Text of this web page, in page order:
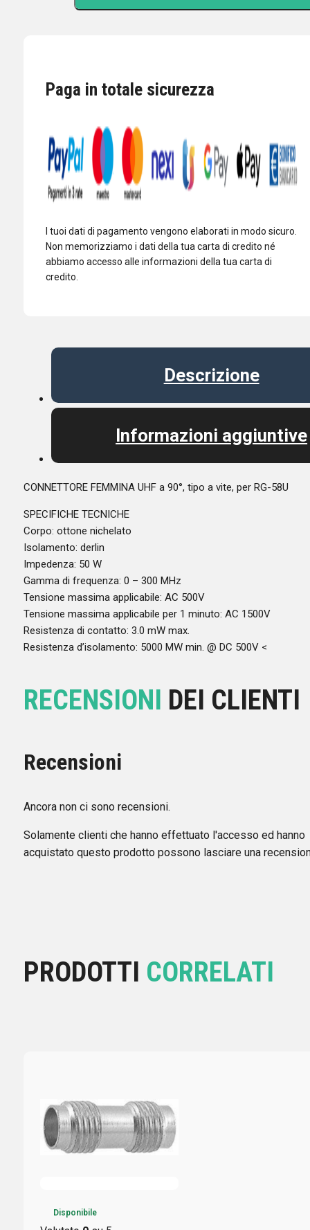
SO239
RG58/RF195
quantità
Paga in totale sicurezza
I tuoi dati di pagamento vengono elaborati in modo sicuro.
Non memorizziamo i dati della tua carta di credito né
abbiamo accesso alle informazioni della tua carta di
credito.
Descrizione
Informazioni aggiuntive
CONNETTORE FEMMINA UHF a 90°, tipo a vite, per RG-58U
SPECIFICHE TECNICHE
Corpo: ottone nichelato
Isolamento: derlin
Impedenza: 50 W
Gamma di frequenza: 0 – 300 MHz
Tensione massima applicabile: AC 500V
Tensione massima applicabile per 1 minuto: AC 1500V
Resistenza di contatto: 3.0 mW max.
Resistenza d’isolamento: 5000 MW min. @ DC 500V <
RECENSIONI DEI CLIENTI
Recensioni
Ancora non ci sono recensioni.
Solamente clienti che hanno effettuato l'accesso ed hanno
acquistato questo prodotto possono lasciare una
PRODOTTI CORRELATI
Disponibile